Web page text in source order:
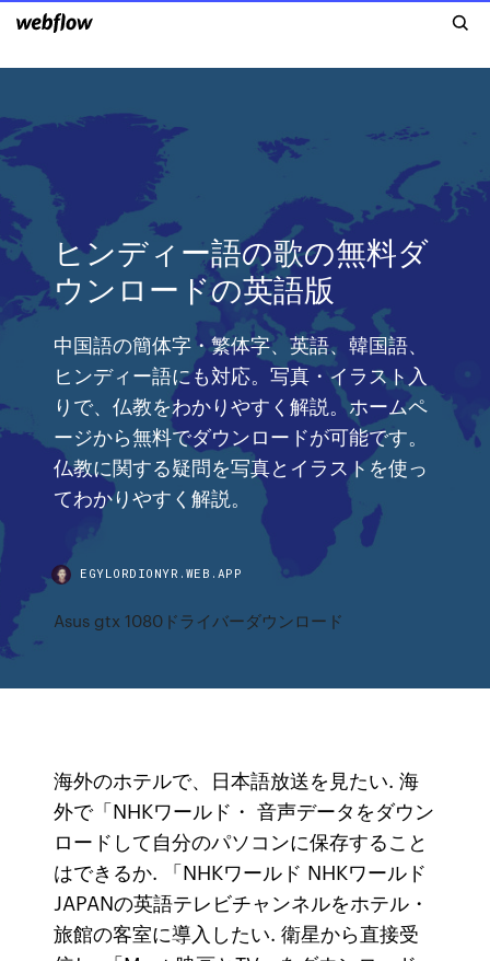
ヒンディー語の歌の無料ダ
ウンロードの英語版
中国語の簡体字・繁体字、英語、韓国語、
ヒンディー語にも対応。写真・イラスト入
りで、仏教をわかりやすく解説。ホームペ
ージから無料でダウンロードが可能です。
仏教に関する疑問を写真とイラストを使っ
てわかりやすく解説。
EGYLORDIONYR.WEB.APP
Asus gtx 1080ドライバーダウンロード
海外のホテルで、日本語放送を見たい. 海
外で「NHKワールド・ 音声データをダウン
ロードして自分のパソコンに保存すること
はできるか. 「NHKワールド NHKワールド
JAPANの英語テレビチャンネルをホテル・
旅館の客室に導入したい. 衛星から直接受